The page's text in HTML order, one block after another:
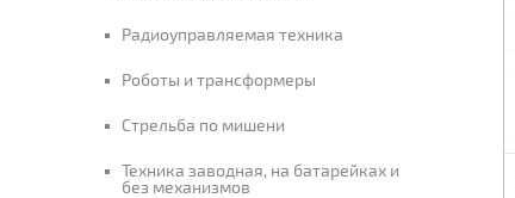
Радиоуправляемая техника
Роботы и трансформеры
Стрельба по мишени
Техника заводная, на батарейках и
без механизмов
Пистолет металлический Пистолет металлический